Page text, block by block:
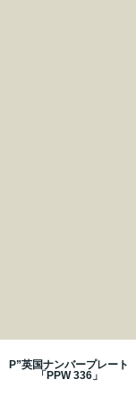
P”英国ナンバープレート
「PPW 336」